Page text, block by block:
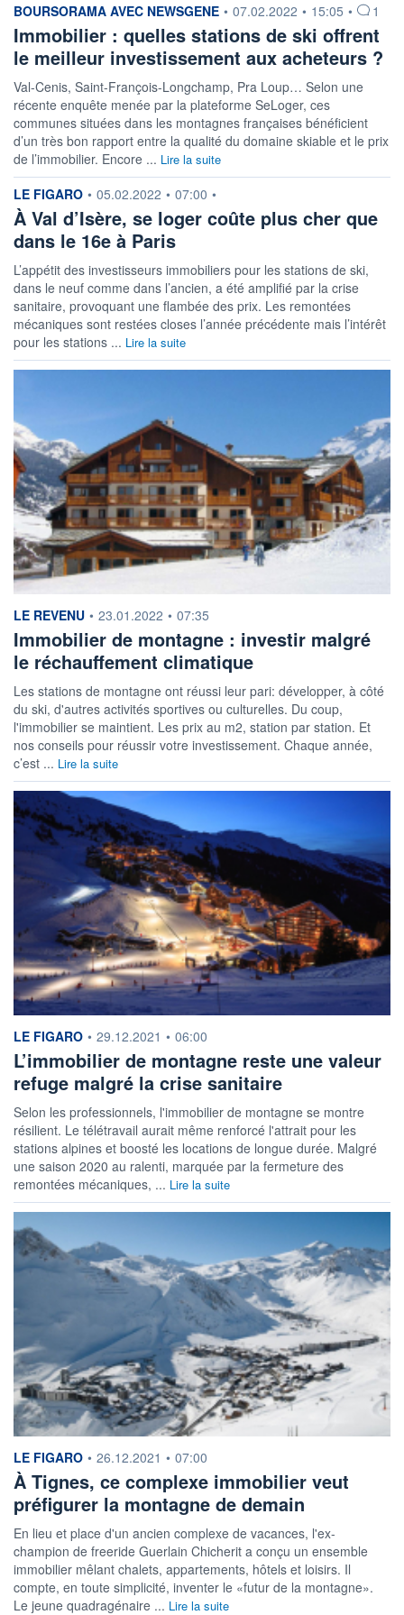
information fournie par
BOURSORAMA AVEC NEWSGENE • 07.02.2022 • 15:05 • 1
Immobilier : quelles stations de ski offrent
le meilleur investissement aux acheteurs ?
Val-Cenis, Saint-François-Longchamp, Pra Loup… Selon une
récente enquête menée par la plateforme SeLoger, ces
communes situées dans les montagnes françaises bénéficient
d’un très bon rapport entre la qualité du domaine skiable et le prix
de l’immobilier. Encore ... Lire la suite
information fournie par
LE FIGARO • 05.02.2022 • 07:00 •
À Val d’Isère, se loger coûte plus cher que
dans le 16e à Paris
L’appétit des investisseurs immobiliers pour les stations de ski,
dans le neuf comme dans l’ancien, a été amplifié par la crise
sanitaire, provoquant une flambée des prix. Les remontées
mécaniques sont restées closes l’année précédente mais l’intérêt
pour les stations ... Lire la suite
information fournie par
LE REVENU • 23.01.2022 • 07:35
Immobilier de montagne : investir malgré
le réchauffement climatique
Les stations de montagne ont réussi leur pari: développer, à côté
du ski, d'autres activités sportives ou culturelles. Du coup,
l'immobilier se maintient. Les prix au m2, station par station. Et
nos conseils pour réussir votre investissement. Chaque année,
c’est ... Lire la suite
information fournie par
LE FIGARO • 29.12.2021 • 06:00
L’immobilier de montagne reste une valeur
refuge malgré la crise sanitaire
Selon les professionnels, l'immobilier de montagne se montre
résilient. Le télétravail aurait même renforcé l'attrait pour les
stations alpines et boosté les locations de longue durée. Malgré
une saison 2020 au ralenti, marquée par la fermeture des
remontées mécaniques, ... Lire la suite
information fournie par
LE FIGARO • 26.12.2021 • 07:00
À Tignes, ce complexe immobilier veut
préfigurer la montagne de demain
En lieu et place d'un ancien complexe de vacances, l'ex-
champion de freeride Guerlain Chicherit a conçu un ensemble
immobilier mêlant chalets, appartements, hôtels et loisirs. Il
compte, en toute simplicité, inventer le «futur de la montagne».
Le jeune quadragénaire ... Lire la suite